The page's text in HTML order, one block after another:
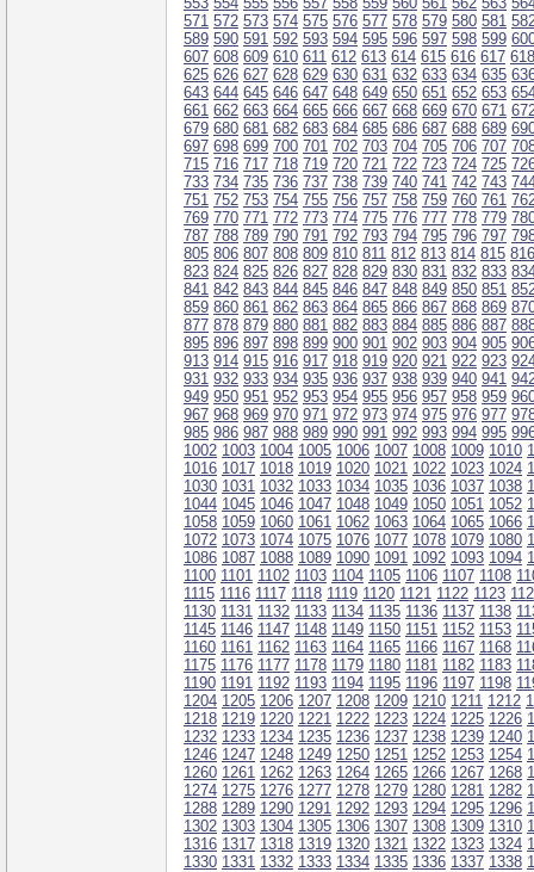
571 572 573 574 575 576 577 578 579 580 581
589 590 591 592 593 594 595 596 597 598 599
607 608 609 610 611 612 613 614 615 616 617 618
625 626 627 628 629 630 631 632 633 634 635
643 644 645 646 647 648 649 650 651 652 653
661 662 663 664 665 666 667 668 669 670 671
679 680 681 682 683 684 685 686 687 688 689
697 698 699 700 701 702 703 704 705 706 707
715 716 717 718 719 720 721 722 723 724 725
733 734 735 736 737 738 739 740 741 742 743
751 752 753 754 755 756 757 758 759 760 761
769 770 771 772 773 774 775 776 777 778 779
787 788 789 790 791 792 793 794 795 796 797
805 806 807 808 809 810 811 812 813 814 815 816
823 824 825 826 827 828 829 830 831 832 833
841 842 843 844 845 846 847 848 849 850 851
859 860 861 862 863 864 865 866 867 868 869
877 878 879 880 881 882 883 884 885 886 887
895 896 897 898 899 900 901 902 903 904 905
913 914 915 916 917 918 919 920 921 922 923
931 932 933 934 935 936 937 938 939 940 941
949 950 951 952 953 954 955 956 957 958 959
967 968 969 970 971 972 973 974 975 976 977
985 986 987 988 989 990 991 992 993 994 995
1002 1003 1004 1005 1006 1007 1008 1009 1010
1016 1017 1018 1019 1020 1021 1022 1023 1024
1030 1031 1032 1033 1034 1035 1036 1037 1038
1044 1045 1046 1047 1048 1049 1050 1051 1052
1058 1059 1060 1061 1062 1063 1064 1065 1066
1072 1073 1074 1075 1076 1077 1078 1079 1080
1086 1087 1088 1089 1090 1091 1092 1093 1094
1100 1101 1102 1103 1104 1105 1106 1107 1108
1115 1116 1117 1118 1119 1120 1121 1122 1123
1130 1131 1132 1133 1134 1135 1136 1137 1138
1145 1146 1147 1148 1149 1150 1151 1152 1153
1160 1161 1162 1163 1164 1165 1166 1167 1168
1175 1176 1177 1178 1179 1180 1181 1182 1183
1190 1191 1192 1193 1194 1195 1196 1197 1198
1204 1205 1206 1207 1208 1209 1210 1211 1212
1218 1219 1220 1221 1222 1223 1224 1225 1226
1232 1233 1234 1235 1236 1237 1238 1239 1240
1246 1247 1248 1249 1250 1251 1252 1253 1254
1260 1261 1262 1263 1264 1265 1266 1267 1268
1274 1275 1276 1277 1278 1279 1280 1281 1282
1288 1289 1290 1291 1292 1293 1294 1295 1296
1302 1303 1304 1305 1306 1307 1308 1309 1310
1316 1317 1318 1319 1320 1321 1322 1323 1324
1330 1331 1332 1333 1334 1335 1336 1337 1338